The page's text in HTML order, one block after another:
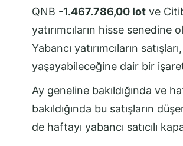
QNB -1.467.786,00 lot ve
yatırımcıların hisse
Yabancı yatırımcıların
yaşayabileceğine dair bir
Ay geneline bakıldığında ve
bakıldığında bu satışların
de haftayı yabancı satıcılı